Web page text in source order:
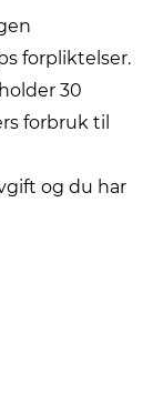
forpliktelser.
30
forbruk til
og du har